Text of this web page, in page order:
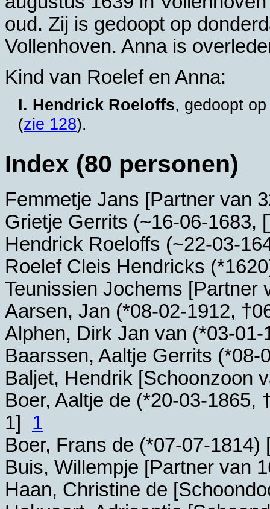
oud. Zij is gedoopt op
Vollenhoven. Anna is
Kind van Roelef en Anna:
I. Hendrick Roeloffs, gedoopt
(zie 128).
Index (80 personen)
Femmetje Jans [Partner van
Grietje Gerrits (~16-06-1683,
Hendrick Roeloffs (~22-03-
Roelef Cleis Hendricks (*1620
Teunissien Jochems
Aarsen, Jan (*08-02-1912, †
Alphen, Dirk Jan van (*03-01-
Baarssen, Aaltje Gerrits (*08-
Baljet, Hendrik [Schoonzoon
Boer, Aaltje de (*20-03-1865,
1] 1
Boer, Frans de (*07-07-1814)
Buis, Willempje [Partner van
Haan, Christine de